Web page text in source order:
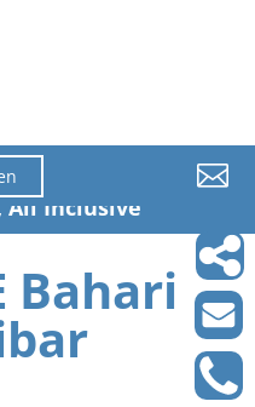

All Inclusive
Bahari